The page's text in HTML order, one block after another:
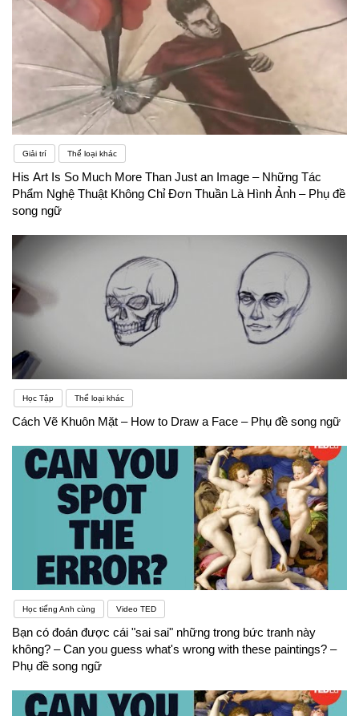
Giải trí Thể loại khác
His Art Is So Much More Than Just an Image – Những Tác
Phẩm Nghệ Thuật Không Chỉ Đơn Thuần Là Hình Ảnh – Phụ đề
song ngữ
Học Tập Thể loại khác
Cách Vẽ Khuôn Mặt – How to Draw a Face – Phụ đề song ngữ
Học tiếng Anh cùng Video TED
Bạn có đoán được cái "sai sai" những trong bức tranh này
không? – Can you guess what's wrong with these paintings? –
Phụ đề song ngữ